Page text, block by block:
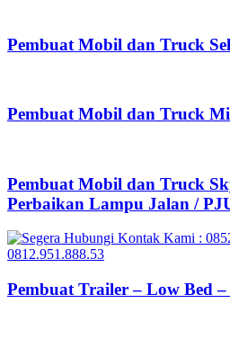
Pembuat Mobil dan Truck
Pembuat Mobil dan Truck
Pembuat Mobil dan Truck
Perbaikan Lampu Jalan /
Pembuat Trailer – Low Bed